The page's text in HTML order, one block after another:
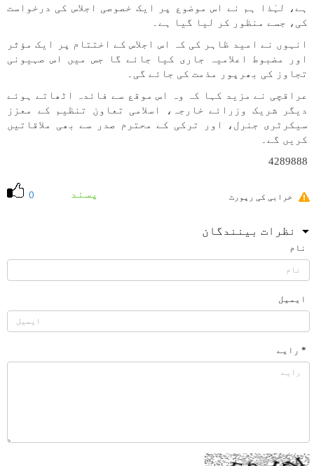
ہے، لہٰذا ہم نے اس موضوع پر ایک خصوصی اجلاس کی درخواست
کی، جسے منظور کر لیا گیا ہے۔
انہوں نے امید ظاہر کی کہ اس اجلاس کے اختتام پر ایک مؤثر
اور مضبوط اعلامیہ جاری کیا جائے گا جس میں اس صہیونی
تجاوز کی بھرپور مذمت کی جائے گی۔
عراقچی نے مزید کہا کہ وہ اس موقع سے فائدہ اٹھاتے ہوئے
دیگر شریک وزرائے خارجہ، اسلامی تعاون تنظیم کے معزز
سیکرٹری جنرل، اور ترکی کے محترم صدر سے بھی ملاقاتیں
کریں گے۔
4289888
0 پسند خرابی کی رپورٹ
نظرات بینندگان
نام
ایمیل
* رایے